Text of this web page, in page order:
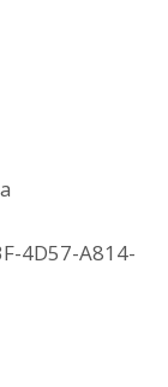
4D57-A814-